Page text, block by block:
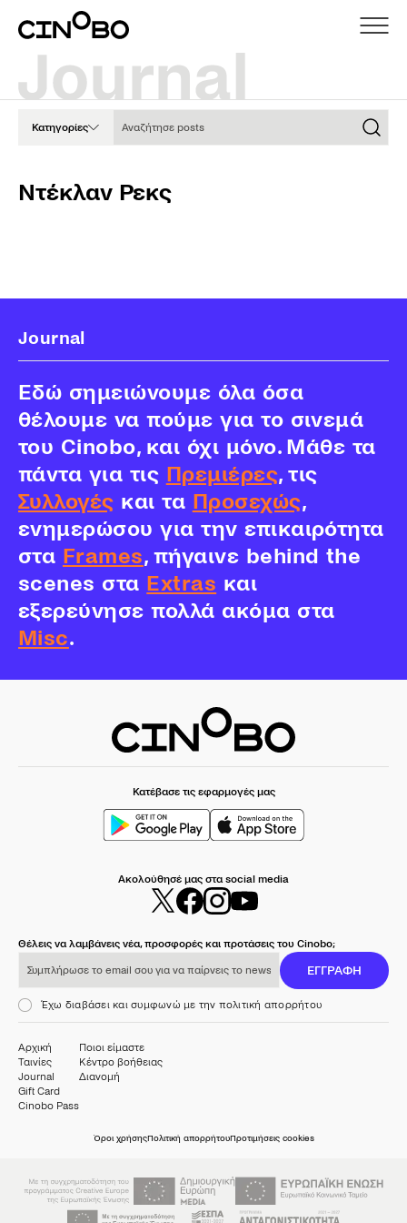
Κατηγορίες
Ντέκλαν Ρεκς
Journal
Εδώ σημειώνουμε όλα όσα
θέλουμε να πούμε για το σινεμά
του Cinobo, και όχι μόνο. Μάθε τα
πάντα για τις Πρεμιέρες, τις
Συλλογές και τα Προσεχώς,
ενημερώσου για την επικαιρότητα
στα Frames, πήγαινε behind the
scenes στα Extras και
εξερεύνησε πολλά ακόμα στα
Misc.
Κατέβασε τις εφαρμογές μας
Ακολούθησέ μας στα social media
Θέλεις να λαμβάνεις νέα, προσφορές και προτάσεις του Cinobo;
ΕΓΓΡΑΦΗ
Έχω διαβάσει και συμφωνώ με την πολιτική απορρήτου
Αρχική
Ταινίες
Journal
Gift Card
Cinobo Pass
Ποιοι είμαστε
Κέντρο βοήθειας
Διανομή
Όροι χρήσηςΠολιτική απορρήτουΠροτιμήσεις cookies